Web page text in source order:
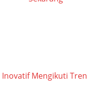
Mengikuti Tren